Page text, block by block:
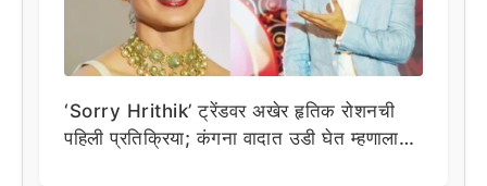
‘Sorry Hrithik’ ट्रेंडवर अखेर हृतिक रोशनची
पहिली प्रतिक्रिया; कंगना वादात उडी घेत म्हणाला…